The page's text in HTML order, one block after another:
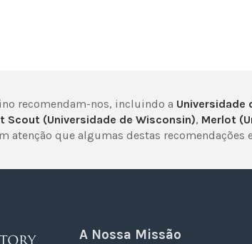
recomendam-nos, incluindo a Universidade
Scout (Universidade de Wisconsin), Merlot
atenção que algumas destas
A Nossa Missão